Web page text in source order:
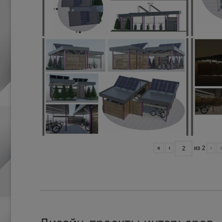
« ‹ из 2 ›